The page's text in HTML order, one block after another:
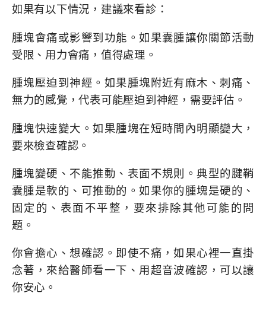
如果有以下情況，建議來看診：
腫塊會痛或影響到功能。如果囊腫讓你關節活動
受限、用力會痛，值得處理。
腫塊壓迫到神經。如果腫塊附近有麻木、刺痛、
無力的感覺，代表可能壓迫到神經，需要評估。
腫塊快速變大。如果腫塊在短時間內明顯變大，
要來檢查確認。
腫塊變硬、不能推動、表面不規則。典型的腱鞘
囊腫是軟的、可推動的。如果你的腫塊是硬的、
固定的、表面不平整，要來排除其他可能的問
題。
你會擔心、想確認。即使不痛，如果心裡一直掛
念著，來給醫師看一下、用超音波確認，可以讓
你安心。